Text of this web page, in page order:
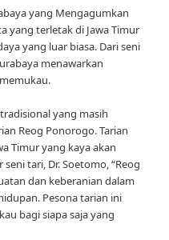
yang Mengagumkan
yang terletak di Jawa Timur
yang luar biasa. Dari seni
menawarkan
yang masih
Reog Ponorogo. Tarian
Timur yang kaya akan
tari, Dr. Soetomo, “Reog
dan keberanian dalam
Pesona tarian ini
bagi siapa saja yang